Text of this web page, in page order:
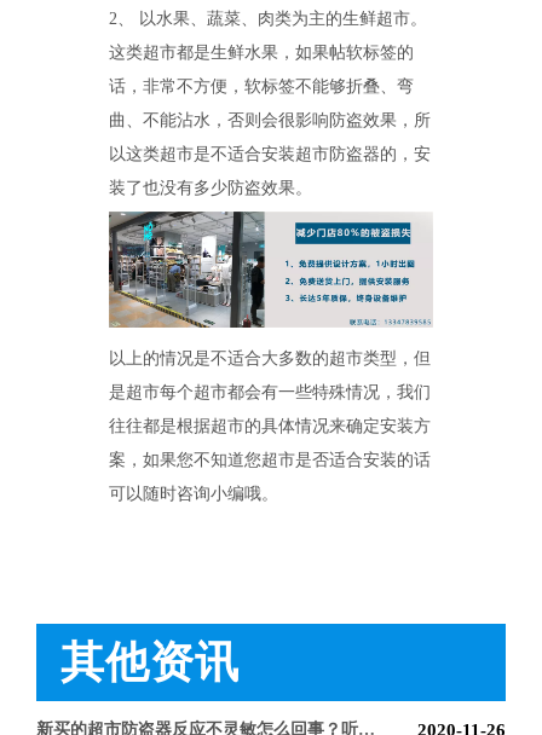
2、 以水果、蔬菜、肉类为主的生鲜超市。
这类超市都是生鲜水果，如果帖软标签的
话，非常不方便，软标签不能够折叠、弯
曲、不能沾水，否则会很影响防盗效果，所
以这类超市是不适合安装超市防盗器的，安
装了也没有多少防盗效果。
以上的情况是不适合大多数的超市类型，但
是超市每个超市都会有一些特殊情况，我们
往往都是根据超市的具体情况来确定安装方
案，如果您不知道您超市是否适合安装的话
可以随时咨询小编哦。
其他资讯
怎么样购买适合的超市防盗门？多注意以下几点！[博航]
科技赋能快乐盛宴，南京博航硬核护航黄子弘凡鸟巢“OPEN WORLD”演唱会
博航RFID+AI无人商店解决方案落地江苏大生集团 首店开业运营平稳，树立智慧零售新标杆
智能仓储系统有哪些好处【博航】 2023-02-09
智能防盗标签在服装行业的应用【博航】 2023-01-30
智能防盗设备的运用【博航】 2022-03-04
RFID与声磁防盗有什么区别呢？博航小编来解答【博航】 2022-01-26
服装店防盗器老是报警怎么办【博航】
2020-11-26